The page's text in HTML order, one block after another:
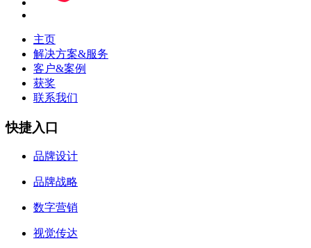
主页
解决方案&服务
客户&案例
获奖
联系我们
快捷入口
品牌设计
品牌战略
数字营销
视觉传达